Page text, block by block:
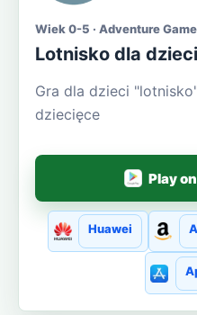
Wiek 0-5 · Adventure
Lotnisko dla dzieci
Gra dla dzieci
dziecięce
Play
Huawei